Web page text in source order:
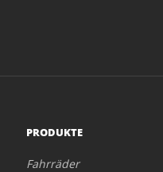
PRODUKTE
Fahrräder